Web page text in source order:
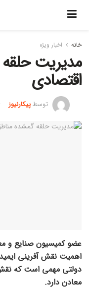
خانه اخبار ویژه
مدیریت
اقتصادی
توسطپیکارنیوز
عضو کمیسیون صنایع و
اهمیت نقش آفرینی
دولتی مهمی است که
معادن دارد.